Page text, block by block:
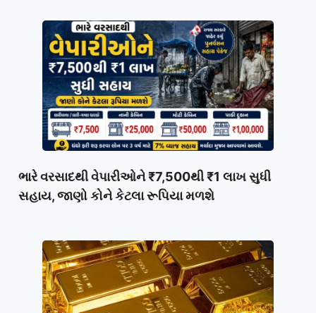
ભારે વરસાદથી વેપારીઓને ₹7,500થી ₹1 લાખ સુધી
સહાય, જાણો કોને કેટલા રૂપિયા મળશે